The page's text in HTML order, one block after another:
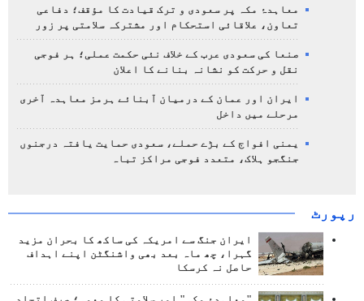
معاہدۂ مکہ پر سعودی و ترک قیادت کا مؤقف؛ دفاعی
تعاون، علاقائی استحکام اور مشترکہ سلامتی پر زور
صنعا کی سعودی عرب کے خلاف نئی حکمت عملی؛ ہر فوجی
نقل و حرکت کو نشانہ بنانے کا اعلان
ایران اور عمان کے درمیان آبنائے ہرمز معاہدہ آخری
مرحلے میں داخل
یمنی افواج کے بڑے حملے، سعودی حمایت یافتہ درجنوں
جنگجو ہلاک، متعدد فوجی مراکز تباہ
رپورٹ
ایران جنگ سے امریکہ کی ساکھ کا بحران مزید
گہرا، چھ ماہ بعد بھی واشنگٹن اپنے اہداف
حاصل نہ کرسکا